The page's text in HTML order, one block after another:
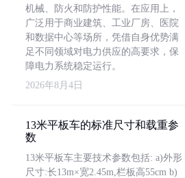
机械、防火和防护性能。在应用上，
广泛用于商业建筑、工业厂房、医院
和数据中心等场所，凭借自身优势满
足不同领域对电力供应的高要求，保
障电力系统稳定运行。
2026年8月4日
13米平板车的标准尺寸和载重参
数
13米平板车主要技术参数包括: a)外形
尺寸:长13m×宽2.45m,栏板高55cm b)